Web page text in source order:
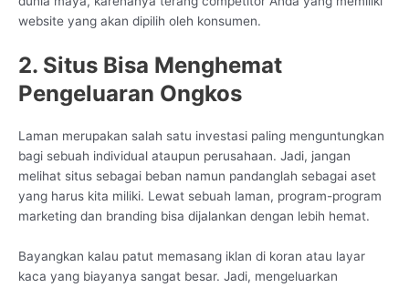
website yang akan dipilih oleh konsumen.
2. Situs Bisa Menghemat
Pengeluaran Ongkos
Laman merupakan salah satu investasi paling menguntungkan
bagi sebuah individual ataupun perusahaan. Jadi, jangan
melihat situs sebagai beban namun pandanglah sebagai aset
yang harus kita miliki. Lewat sebuah laman, program-program
marketing dan branding bisa dijalankan dengan lebih hemat.
Bayangkan kalau patut memasang iklan di koran atau layar
kaca yang biayanya sangat besar. Jadi, mengeluarkan